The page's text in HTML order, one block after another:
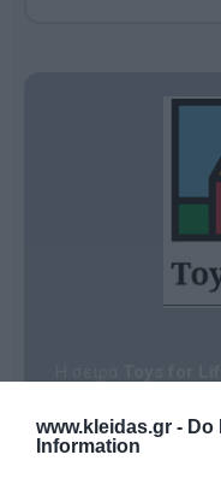
www.kleidas.gr - Do
Information
εκπαιδευτικό
περιβάλλον.
την εξειδικευμένη